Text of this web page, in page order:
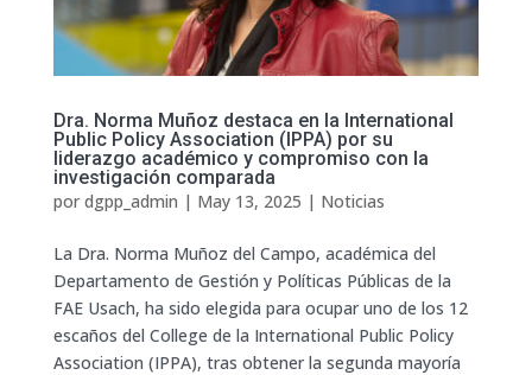
Dra. Norma Muñoz destaca en la International
Public Policy Association (IPPA) por su
liderazgo académico y compromiso con la
investigación comparada
por dgpp_admin | May 13, 2025 | Noticias
La Dra. Norma Muñoz del Campo, académica del
Departamento de Gestión y Políticas Públicas de la
FAE Usach, ha sido elegida para ocupar uno de los 12
escaños del College de la International Public Policy
Association (IPPA), tras obtener la segunda mayoría